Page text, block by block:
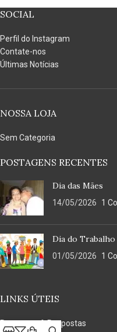
SOCIAL
Perfil do Instagram
Contate-nos
Últimas Notícias
NOSSA LOJA
Sem Categoria
POSTAGENS RECENTES
Dia das Mães
14/05/2026 1
Dia do Trabalho
01/05/2026 1
LINKS ÚTEIS
Perguntas & Respostas